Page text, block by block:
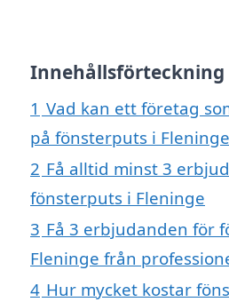
Innehållsförteckning
1 Vad kan ett företag
på fönsterputs i
2 Få alltid minst 3
fönsterputs i Fleninge
3 Få 3 erbjudanden för
Fleninge från
4 Hur mycket kostar